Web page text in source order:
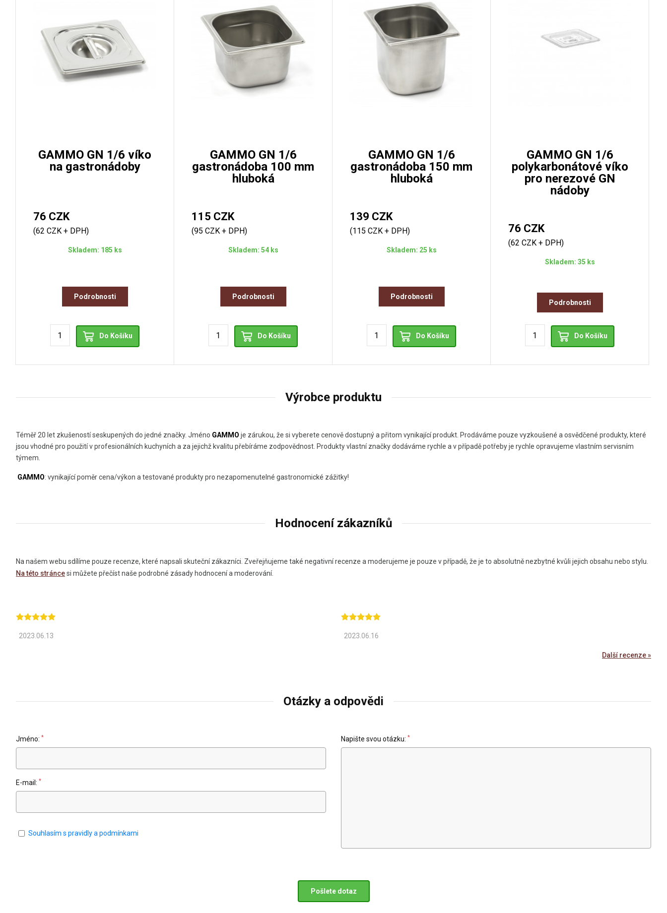
GAMMO GN 1/6 víko
na gastronádoby
76 CZK
(62 CZK + DPH)
Skladem: 185 ks
Podrobnosti
Do Košíku
GAMMO GN 1/6
gastronádoba 100 mm
hluboká
115 CZK
(95 CZK + DPH)
Skladem: 54 ks
Podrobnosti
Do Košíku
GAMMO GN 1/6
gastronádoba 150 mm
hluboká
139 CZK
(115 CZK + DPH)
Skladem: 25 ks
Podrobnosti
Do Košíku
GAMMO GN 1/6
polykarbonátové víko
pro nerezové GN
nádoby
76 CZK
(62 CZK + DPH)
Skladem: 35 ks
Podrobnosti
Do Košíku
Výrobce produktu
Téměř 20 let zkušeností seskupených do jedné značky. Jméno GAMMO je zárukou, že si vyberete cenově dostupný a přitom vynikající produkt. Prodáváme pouze vyzkoušené a osvědčené produkty, které
jsou vhodné pro použití v profesionálních kuchyních a za jejichž kvalitu přebíráme zodpovědnost. Produkty vlastní značky dodáváme rychle a v případě potřeby je rychle opravujeme vlastním servisním
týmem.
GAMMO: vynikající poměr cena/výkon a testované produkty pro nezapomenutelné gastronomické zážitky!
Hodnocení zákazníků
Na našem webu sdílíme pouze recenze, které napsali skuteční zákazníci. Zveřejňujeme také negativní recenze a moderujeme je pouze v případě, že je to absolutně nezbytné kvůli jejich obsahu nebo stylu.
Na této stráncesi můžete přečíst naše podrobné zásady hodnocení a moderování.
2023.06.13 2023.06.16
Další recenze »
Otázky a odpovědi
Jméno: *
E-mail: *
Souhlasím s pravidly a podmínkami
Napište svou otázku: *
Pošlete dotaz